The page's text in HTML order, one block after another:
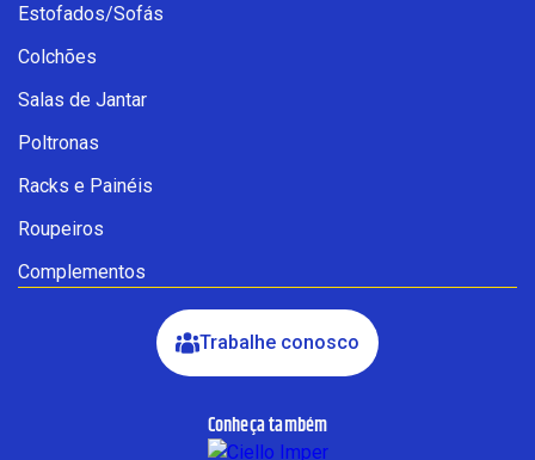
INICIAR CONVERSA
Estofados/Sofás
Colchões
Salas de Jantar
Poltronas
Racks e Painéis
Roupeiros
Complementos
Trabalhe conosco
Conheça também